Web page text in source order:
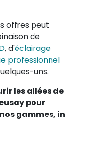
offres peut
de
, d'éclairage
professionnel
uns.
les allées de
pour
gammes, in